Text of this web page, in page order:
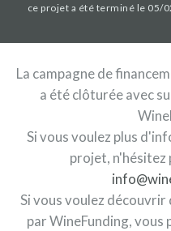
ce projet a été terminé le 05/
La campagne de
a été clôturée avec
Si vous voulez plus
projet, n'hésitez
Si vous voulez
par WineFunding, vous